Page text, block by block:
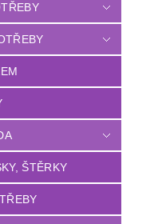
ŠTĚRKY